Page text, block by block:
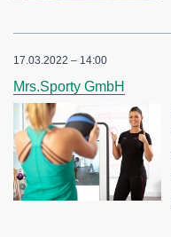
17.03.2022 – 14:00
Mrs.Sporty GmbH